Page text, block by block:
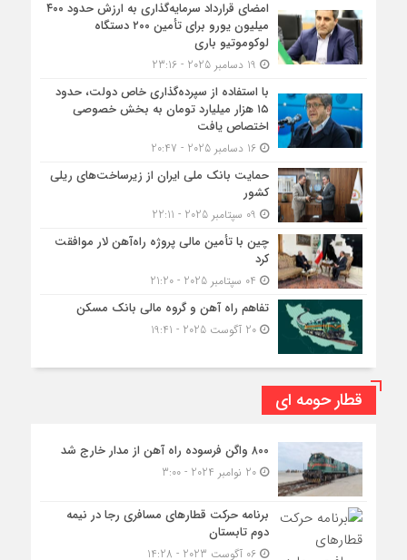
امضای قرارداد سرمایه‌گذاری به ارزش حدود ۴۰۰
میلیون یورو برای تأمین ۲۰۰ دستگاه
لوکوموتیو باری
با استفاده از سپرده‌گذاری خاص دولت، حدود
۱۵ هزار میلیارد تومان به بخش خصوصی
اختصاص یافت
16 دسامبر 2025 - 20:47
حمایت بانک ملی ایران از زیرساخت‌های ریلی
کشور
چین با تأمین مالی پروژه راه‌آهن لار موافقت
کرد
تفاهم راه آهن و گروه مالی بانک مسکن
20 آگوست 2025 - 19:41
قطار حومه ای
۸۰۰ واگن فرسوده راه آهن از مدار خارج شد
20 نوامبر 2024 - 3:00
برنامه حرکت قطارهای مسافری رجا در نیمه
دوم تابستان
06 آگوست 2023 - 14:28